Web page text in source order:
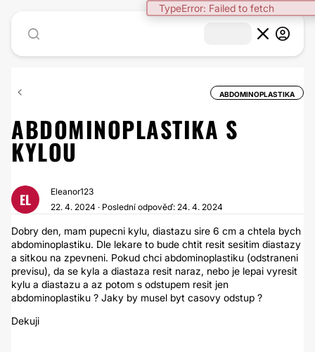
TypeError: Failed to fetch
ABDOMINOPLASTIKA
ABDOMINOPLASTIKA S
KYLOU
EL
Eleanor123
22. 4. 2024 · Poslední odpověď: 24. 4. 2024
Dobry den, mam pupecni kylu, diastazu sire 6 cm a chtela bych
abdominoplastiku. Dle lekare to bude chtit resit sesitim diastazy
a sitkou na zpevneni. Pokud chci abdominoplastiku (odstraneni
previsu), da se kyla a diastaza resit naraz, nebo je lepai vyresit
kylu a diastazu a az potom s odstupem resit jen
abdominoplastiku ? Jaky by musel byt casovy odstup ?
Dekuji